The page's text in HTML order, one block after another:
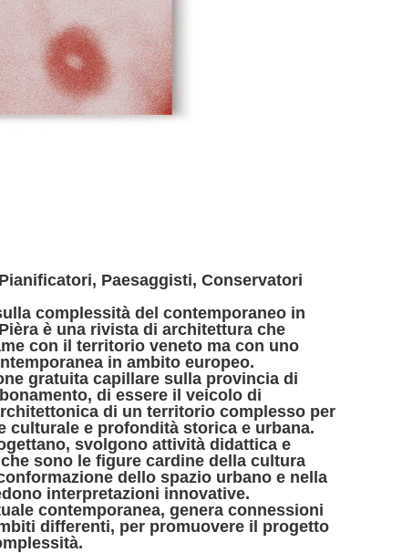
Paesaggisti, Conservatori
complessità del contemporaneo in
è una rivista di architettura che
con il territorio veneto ma con uno
in ambito europeo.
gratuita capillare sulla provincia di
di essere il veicolo di
di un territorio complesso per
e profondità storica e urbana.
svolgono attività didattica e
sono le figure cardine della cultura
dello spazio urbano e nella
interpretazioni innovative.
contemporanea, genera connessioni
differenti, per promuovere il progetto